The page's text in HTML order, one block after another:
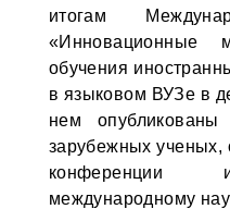
итогам
«Инновационные
обучения
в языковом ВУЗе в
нем опубликованы
зарубежных ученых,
конференции
международному